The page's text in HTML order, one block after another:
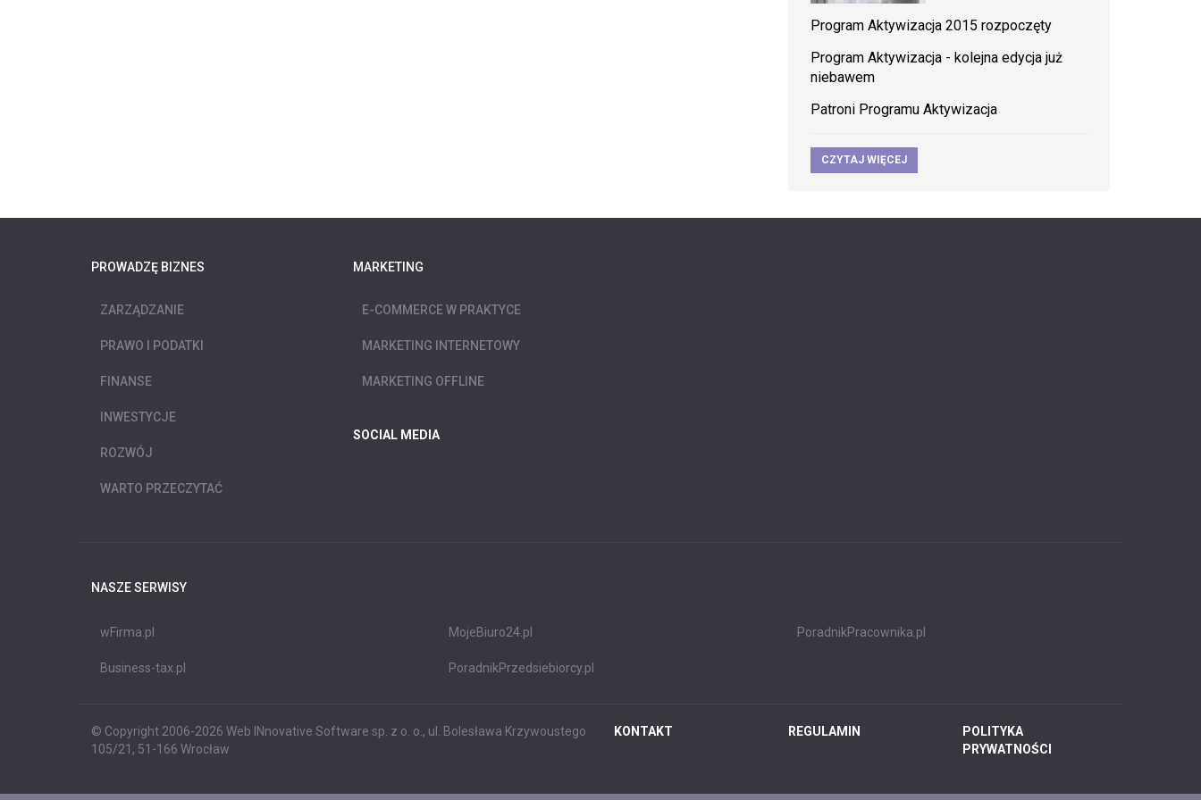
Program Aktywizacja 2015 rozpoczęty
Program Aktywizacja - kolejna edycja już
niebawem
Patroni Programu Aktywizacja
CZYTAJ WIĘCEJ
PROWADZĘ BIZNES
ZARZĄDZANIE
PRAWO I PODATKI
FINANSE
INWESTYCJE
ROZWÓJ
WARTO PRZECZYTAĆ
MARKETING
E-COMMERCE W PRAKTYCE
MARKETING INTERNETOWY
MARKETING OFFLINE
SOCIAL MEDIA
NASZE SERWISY
wFirma.pl
Business-tax.pl
MojeBiuro24.pl
PoradnikPrzedsiebiorcy.pl
PoradnikPracownika.pl
© Copyright 2006-2026 Web INnovative Software sp. z o. o., ul. Bolesława Krzywoustego
105/21, 51-166 Wrocław
KONTAKT REGULAMIN
POLITYKA
PRYWATNOŚCI